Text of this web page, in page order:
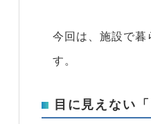
今回は、施設で暮
す。
目に見えない「